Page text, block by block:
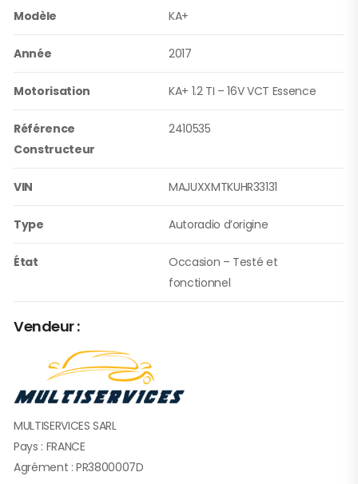
Modèle KA+
Année 2017
Motorisation KA+ 1.2 TI – 16V VCT Essence
Référence
Constructeur
2410535
VIN MAJUXXMTKUHR33131
Type Autoradio d’origine
État
Occasion – Testé et
fonctionnel
Vendeur :
MULTISERVICES SARL
Pays : FRANCE
Agrément : PR3800007D